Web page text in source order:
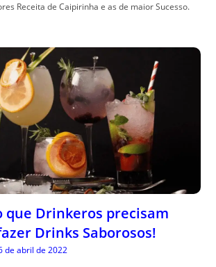
Receita de Caipirinha e as de maior Sucesso.
que Drinkeros precisam
Drinks Saborosos!
de abril de 2022